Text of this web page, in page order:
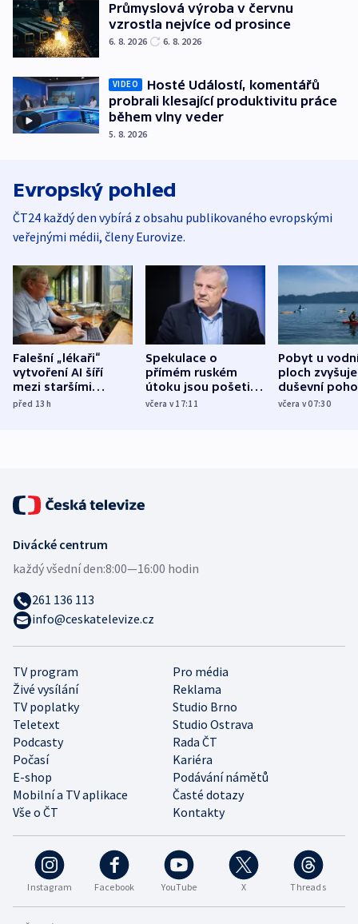
Průmyslová výroba v červnu
vzrostla nejvíce od prosince
6. 8. 2026 6. 8. 2026
VIDEO
Hosté Událostí, komentářů
probrali klesající produktivitu práce
během vlny veder
5. 8. 2026
Evropský pohled
ČT24 každý den vybírá z obsahu publikovaného evropskými
veřejnými médii, členy Eurovize.
Falešní „lékaři“
vytvoření AI šíří
mezi staršími
Poláky nebezpečné
před 13h
Spekulace o
přímém ruském
útoku jsou pošetilé,
míní estonský
včera v 17:11
Pobyt u
ploch zvyšuje
duševní
ukázala
včera v 07:30
Instagram Facebook YouTube X Threads
TV program
Pro média
Živé vysílání
Reklama
TV poplatky
Studio Brno
Teletext
Studio Ostrava
Podcasty
Rada ČT
Počasí
Kariéra
E-shop
Podávání námětů
Mobilní a TV aplikace
Časté dotazy
Vše o ČT
Kontakty
Divácké centrum
každý všední den:8:00—16:00 hodin
261 136 113
info@ceskatelevize.cz